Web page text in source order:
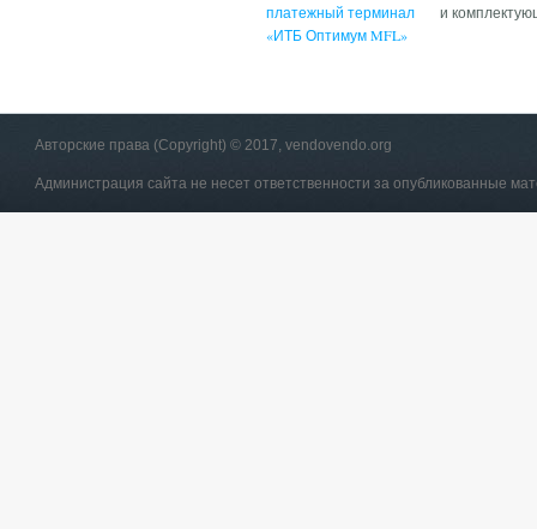
платежный терминал
«ИТБ Оптимум MFL»
и
Авторские права (Copyright) © 2017, vendovendo.org
Администрация сайта не несет ответственности за опубликованные